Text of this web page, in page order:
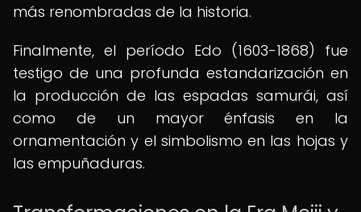
más renombradas de la historia.
Finalmente, el período Edo (1603-1868) fue
testigo de una profunda estandarización en
la producción de las espadas samurái, así
como de un mayor énfasis en la
ornamentación y el simbolismo en las hojas y
las empuñaduras.